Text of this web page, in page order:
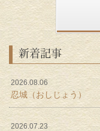
新着記事
2026.08.06
忍城（おしじょう）
2026.07.23